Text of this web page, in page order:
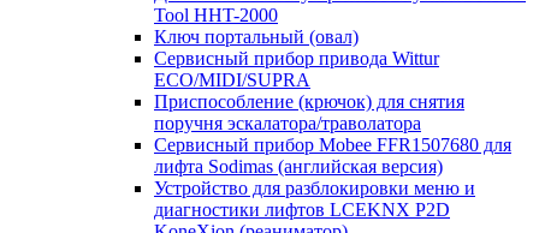
Tool HHT-2000
Ключ портальный (овал)
Сервисный прибор привода Wittur
ECO/MIDI/SUPRA
Приспособление (крючок) для снятия
поручня эскалатора/траволатора
Сервисный прибор Mobee FFR1507680 для
лифта Sodimas (английская версия)
Устройство для разблокировки меню и
диагностики лифтов LCEKNX P2D